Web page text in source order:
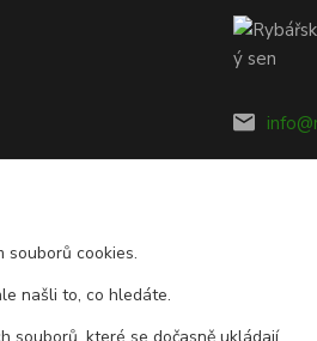
souborů cookies.
našli to, co hledáte.